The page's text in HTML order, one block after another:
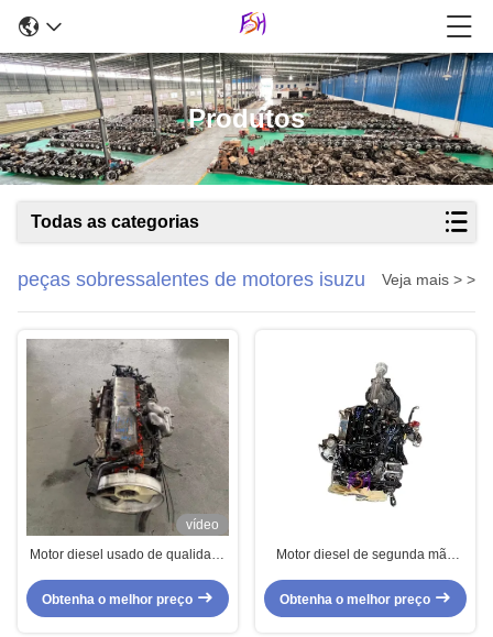
Produtos
Todas as categorias
peças sobressalentes de motores isuzu Veja mais > >
vídeo
Motor diesel usado de qualidade
caminhões de injecção direta
Obtenha o melhor preço
Motor diesel de segunda mão
em estado original, sem
alterações
Obtenha o melhor preço